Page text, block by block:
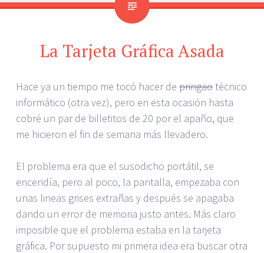
La Tarjeta Gráfica Asada
Hace ya un tiempo me tocó hacer de pringaotécnico
informático (otra vez), pero en esta ocasión hasta
cobré un par de billetitos de 20 por el apaño, que
me hicieron el fin de semana más llevadero.
El problema era que el susodicho portátil, se
encendía, pero al poco, la pantalla, empezaba con
unas lineas grises extrañas y después se apagaba
dando un error de memoria justo antes. Más claro
imposible que el problema estaba en la tarjeta
gráfica. Por supuesto mi primera idea era buscar otra